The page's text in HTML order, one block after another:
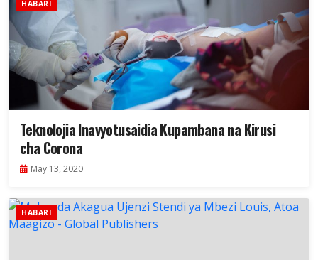
HABARI
Teknolojia Inavyotusaidia Kupambana na Kirusi
cha Corona
May 13, 2020
HABARI